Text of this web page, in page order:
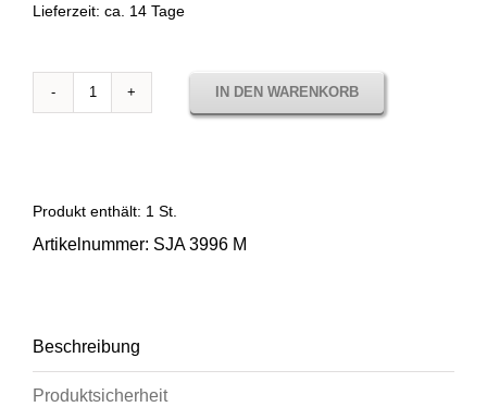
Lieferzeit: ca. 14 Tage
Stoffmuster
3996
IN DEN WARENKORB
Produkt enthält: 1 St.
Artikelnummer: SJA 3996 M
Beschreibung
Produktsicherheit